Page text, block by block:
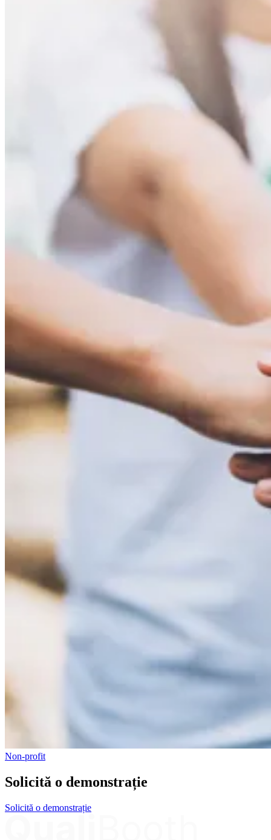
Non-profit
Solicită o demonstrație
Solicită o demonstrație